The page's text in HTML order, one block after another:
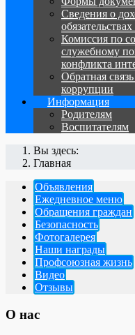
Сведения о
Комиссия по
служебному
конфликта
Обратная
коррупции
Информация
Родителям
Воспитателям
Вы здесь:
Главная
Объявления
Ежедневное меню
Обращения граждан
Безопасность
Фотогалерея
Наши награды
Профсоюзная жизнь
Видео
Отзывы
О нас